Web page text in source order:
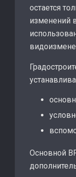
остается
изменений
Основной